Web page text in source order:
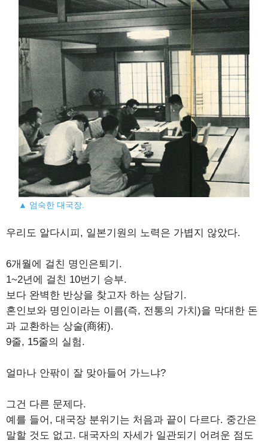
▲ 엄숙한 대국장.
우리도 알다시피, 일본기원의 노력은 가볍지 않았다.
6개월에 걸친 명인은퇴기.
1~2년에 걸친 10번기 승부.
보다 완벽한 반상을 찾고자 하는 상담기.
혼인보와 명인이라는 이름(즉, 전통의 가치)을 막대한 돈
과 교환하는 상술(商術).
9줄, 15줄의 실험.
얼마나 안팎이 잘 맞아들어 가느냐?
그건 다른 문제다.
예를 들어, 대국장 분위기는 처음과 끝이 다르다. 중간은
말할 것도 없고. 대국자의 자세가 일관되기 어려운 점도